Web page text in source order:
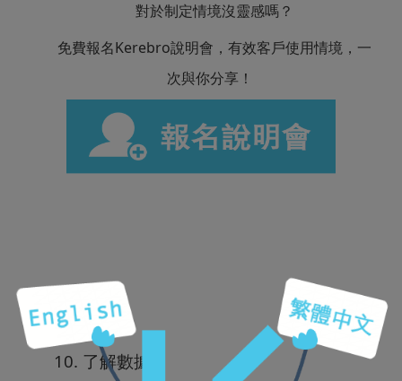
對於制定情境沒靈感嗎？
免費報名Kerebro說明會，有效客戶使用情境，一
次與你分享！
第6-10天
10. 了解數據